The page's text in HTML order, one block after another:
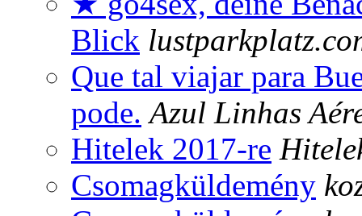
Blick
Que tal viajar para
pode. Azul Linhas
Hitelek 2017-re
Csomagküldemény